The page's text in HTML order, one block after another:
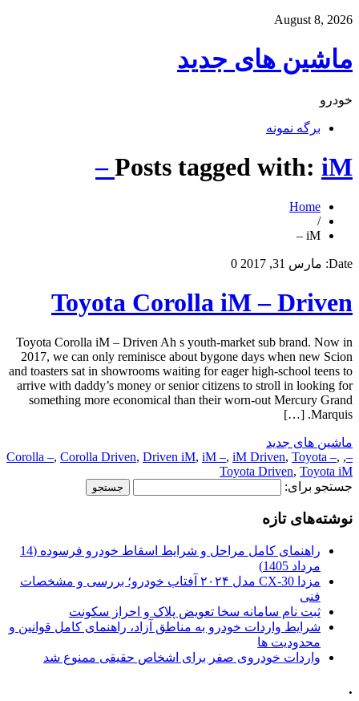
August 8, 2026
ماشین های جدید
خودرو
برگه نمونه
Posts tagged with: iM –
Home
/
iM –
Date: مارس 31, 2017 0
Toyota Corolla iM – Driven
Toyota Corolla iM – Driven Ah s youth-market sub brand. Now in
2017, we can only reminisce about bygone days when new Scion
and toasters sat in showrooms waiting for eager high-school teens to
arrive with daddy’s money or senior citizens to stroll in looking for
something more economical than their worn-out Mercury Grand
Marquis. […]
ماشین های جدید
–
,
Corolla –, Corolla Driven, Driven iM, iM –, iM Driven, Toyota –,
Toyota Driven, Toyota iM
جستجو برای:
نوشته‌های تازه
راهنمای کامل مراحل و شرایط اسقاط خودرو فرسوده (14
مرداد 1405)
مزدا CX-30 مدل ۲۰۲۴ آفتاب خودرو؛ بررسی و مشخصات
فنی
ثبت نام سامانه سخا تعویض پلاک و احراز سکونت
شرایط واردات خودرو به مناطق آزاد، راهنمای کامل قوانین و
محدودیت ها
واردات خودروی صفر برای اشخاص حقیقی ممنوع شد
.